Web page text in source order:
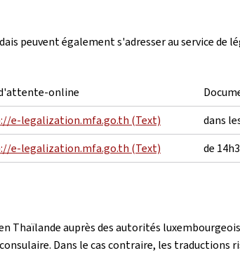
peuvent également s'adresser au service
d'attente-online
e-legalization.mfa.go.th (Text)
dans
e-legalization.mfa.go.th (Text) de
auprès des autorités
Dans le cas contraire, les